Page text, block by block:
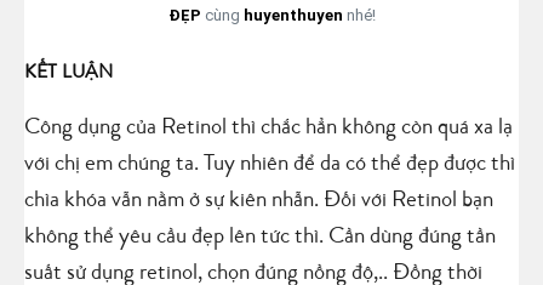
ĐẸP cùng huyenthuyen nhé!
KẾT LUẬN
Công dụng của Retinol thì chắc hẳn không còn quá xa lạ
với chị em chúng ta. Tuy nhiên để da có thể đẹp được thì
chìa khóa vẫn nằm ở sự kiên nhẫn. Đối với Retinol bạn
không thể yêu cầu đẹp lên tức thì. Cần dùng đúng tần
suất sử dụng retinol, chọn đúng nồng độ,.. Đồng thời